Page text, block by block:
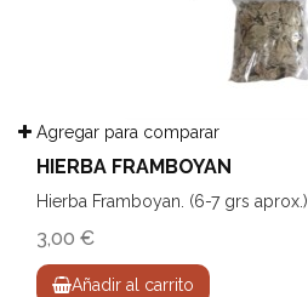
Agregar para comparar
HIERBA FRAMBOYAN
Hierba Framboyan. (6-7 grs aprox.)
3,00 €
Añadir al carrito